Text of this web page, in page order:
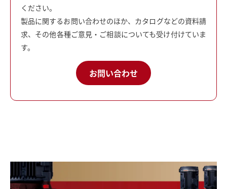
ください。
製品に関するお問い合わせのほか、カタログなどの資料請
求、その他各種ご意見・ご相談についても受け付けていま
す。
お問い合わせ